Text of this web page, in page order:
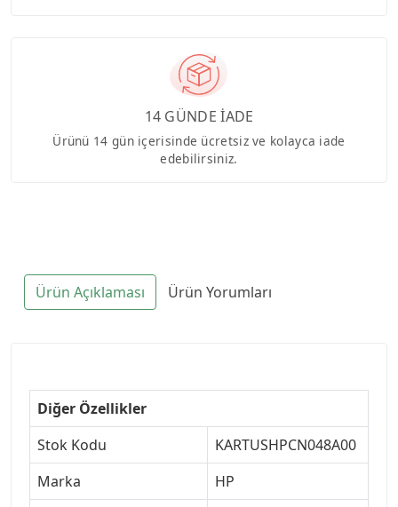
14 GÜNDE İADE
Ürünü 14 gün içerisinde ücretsiz ve kolayca iade
edebilirsiniz.
Ürün Açıklaması Ürün Yorumları
Diğer Özellikler
Stok Kodu
KARTUSHPCN048A00
Marka
HP